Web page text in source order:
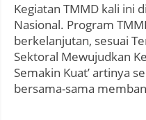
Kegiatan TMMD kali ini
Nasional. Program
berkelanjutan, sesuai
Sektoral Mewujudkan
Semakin Kuat’ artinya
bersama-sama